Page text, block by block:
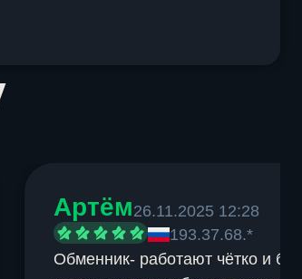
Артём26.11.2025 12:28
193.37.68.*
Обменник- работают чётко и